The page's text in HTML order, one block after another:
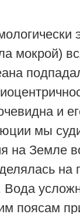
мокрой)
и
мы
на Земле
на
поясам